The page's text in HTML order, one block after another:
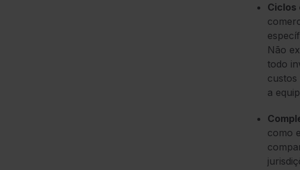
Ciclos
Não
todo
custos
a
como